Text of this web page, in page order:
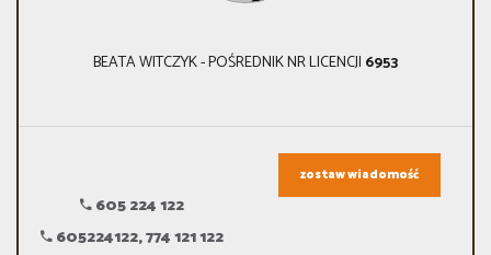
BEATA WITCZYK - POŚREDNIK NR LICENCJI 6953
605 224 122
605224122, 774 121 122
zostaw wiadomość